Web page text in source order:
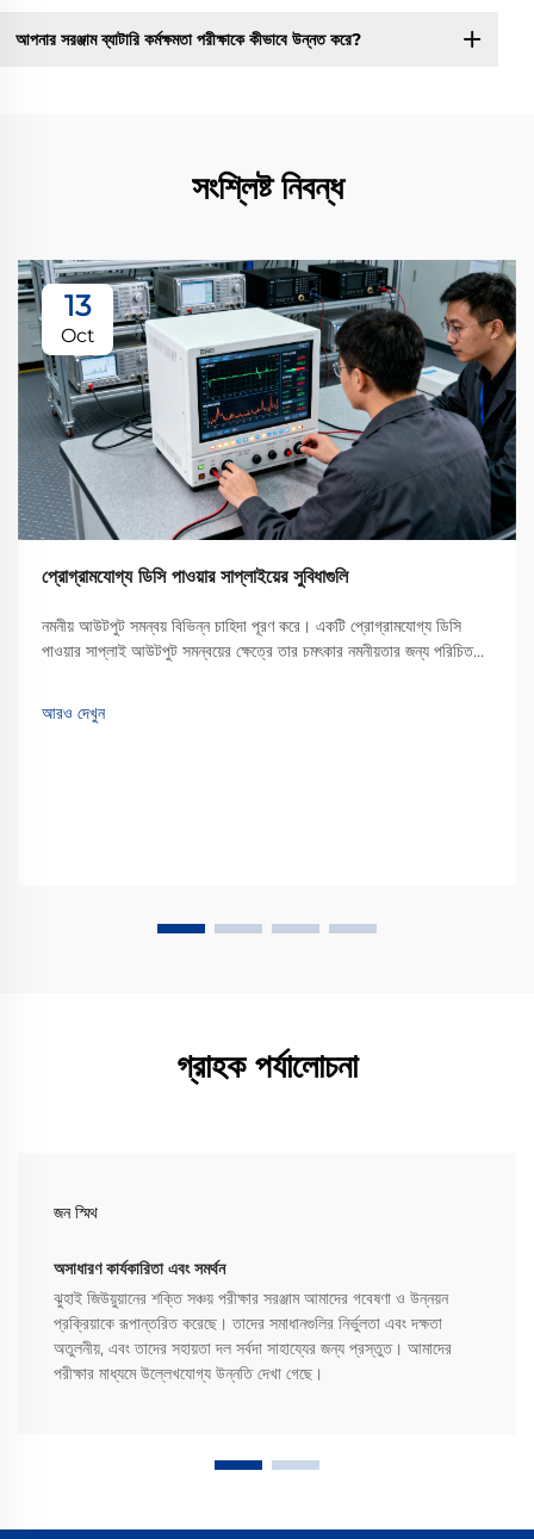
আপনার সরঞ্জাম ব্যাটারি কর্মক্ষমতা পরীক্ষাকে কীভাবে উন্নত করে?
সংশ্লিষ্ট নিবন্ধ
13
Oct
প্রোগ্রামযোগ্য ডিসি পাওয়ার সাপ্লাইয়ের সুবিধাগুলি
নমনীয় আউটপুট সমন্বয় বিভিন্ন চাহিদা পূরণ করে। একটি প্রোগ্রামযোগ্য ডিসি
পাওয়ার সাপ্লাই আউটপুট সমন্বয়ের ক্ষেত্রে তার চমৎকার নমনীয়তার জন্য পরিচিত।
আরও দেখুন
গ্রাহক পর্যালোচনা
জন স্মিথ
অসাধারণ কার্যকারিতা এবং সমর্থন
ঝুহাই জিউয়ুয়ানের শক্তি সঞ্চয় পরীক্ষার সরঞ্জাম আমাদের গবেষণা ও উন্নয়ন
প্রক্রিয়াকে রূপান্তরিত করেছে। তাদের সমাধানগুলির নির্ভুলতা এবং দক্ষতা
অতুলনীয়, এবং তাদের সহায়তা দল সর্বদা সাহায্যের জন্য প্রস্তুত। আমাদের
পরীক্ষার মাধ্যমে উল্লেখযোগ্য উন্নতি দেখা গেছে।